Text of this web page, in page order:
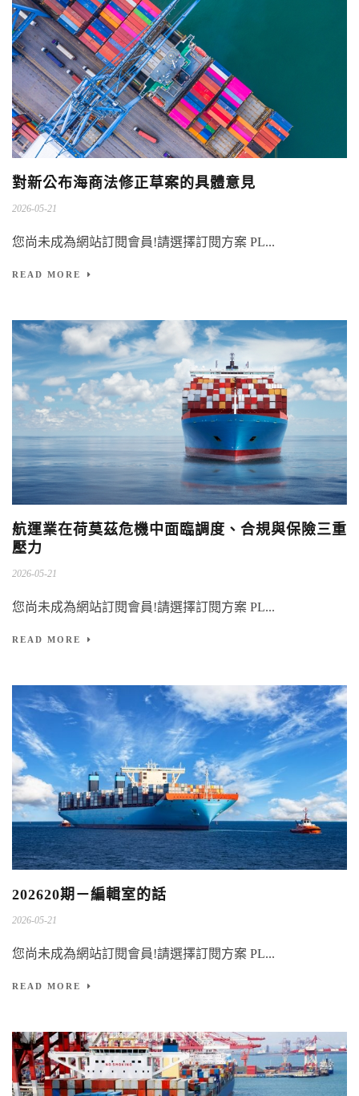
對新公布海商法修正草案的具體意見
2026-05-21
您尚未成為網站訂閱會員!請選擇訂閱方案 PL...
READ MORE
航運業在荷莫茲危機中面臨調度、合規與保險三重
壓力
2026-05-21
您尚未成為網站訂閱會員!請選擇訂閱方案 PL...
READ MORE
202620期－編輯室的話
2026-05-21
您尚未成為網站訂閱會員!請選擇訂閱方案 PL...
READ MORE